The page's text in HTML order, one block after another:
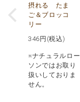
摂れる たま
ご＆ブロッコ
リー
346 円(税込)
※ナチュラルロー
ソンではお取り
扱いしておりま
せん。